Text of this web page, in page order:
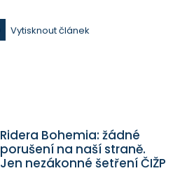
Vytisknout článek
Ridera Bohemia: žádné
porušení na naší straně.
Jen nezákonné šetření ČIŽP